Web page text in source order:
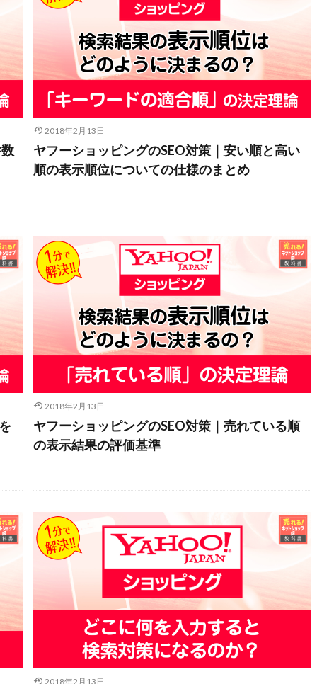
2018年2月13日
ヤフーショッピングのSEO対策｜安い順と高い
順の表示順位についての仕様のまとめ
2018年2月13日
ヤフーショッピングのSEO対策｜売れている順
の表示結果の評価基準
2018年2月13日